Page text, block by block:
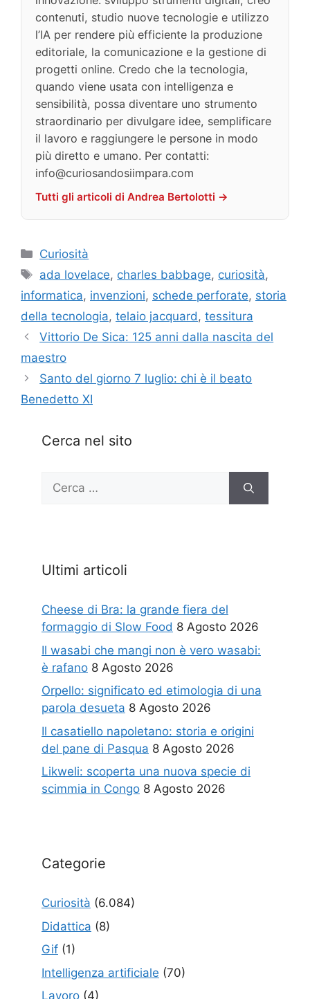
contenuti, studio nuove tecnologie e utilizzo
l’IA per rendere più efficiente la produzione
editoriale, la comunicazione e la gestione di
progetti online. Credo che la tecnologia,
quando viene usata con intelligenza e
sensibilità, possa diventare uno strumento
straordinario per divulgare idee, semplificare
il lavoro e raggiungere le persone in modo
più diretto e umano. Per contatti:
info@curiosandosiimpara.com
Tutti gli articoli di Andrea Bertolotti →
Categorie
Curiosità
Tag
ada lovelace, charles babbage, curiosità,
informatica, invenzioni, schede perforate, storia
della tecnologia, telaio jacquard, tessitura
Vittorio De Sica: 125 anni dalla nascita del
maestro
Santo del giorno 7 luglio: chi è il beato
Benedetto XI
Cerca nel sito
Ricerca
Ultimi articoli
Cheese di Bra: la grande fiera del
formaggio di Slow Food 8 Agosto 2026
Il wasabi che mangi non è vero wasabi:
è rafano 8 Agosto 2026
Orpello: significato ed etimologia di una
parola desueta 8 Agosto 2026
Il casatiello napoletano: storia e origini
del pane di Pasqua 8 Agosto 2026
Likweli: scoperta una nuova specie di
scimmia in Congo 8 Agosto 2026
Categorie
Curiosità (6.084)
Didattica (8)
Gif (1)
Intelligenza artificiale (70)
Lavoro (4)